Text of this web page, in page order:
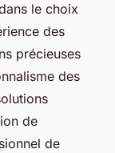
le choix
des
précieuses
des
de
de